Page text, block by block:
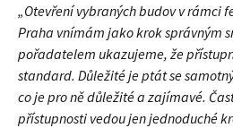
„Otevření vybraných budov v rámci
Praha vnímám jako krok správným
pořadatelem ukazujeme, že
standard. Důležité je ptát se
co je pro ně důležité a zajímavé.
přístupnosti vedou jen jednoduché